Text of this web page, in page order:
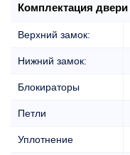
Комплектация двери
Верхний замок:
Нижний замок:
Блокираторы
Петли
Уплотнение